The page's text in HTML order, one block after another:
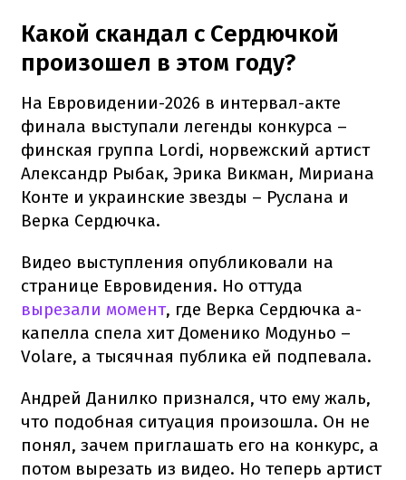
Какой скандал с Сердючкой
произошел в этом году?
На Евровидении-2026 в интервал-акте
финала выступали легенды конкурса –
финская группа Lordi, норвежский артист
Александр Рыбак, Эрика Викман, Мириана
Конте и украинские звезды – Руслана и
Верка Сердючка.
Видео выступления опубликовали на
странице Евровидения. Но оттуда
вырезали момент, где Верка Сердючка а-
капелла спела хит Доменико Модуньо –
Volare, а тысячная публика ей подпевала.
Андрей Данилко признался, что ему жаль,
что подобная ситуация произошла. Он не
понял, зачем приглашать его на конкурс, а
потом вырезать из видео. Но теперь артист